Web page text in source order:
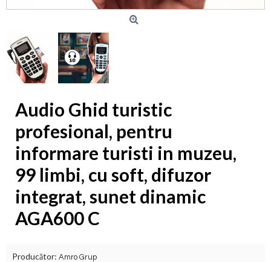
Audio Ghid turistic
profesional, pentru
informare turisti in muzeu,
99 limbi, cu soft, difuzor
integrat, sunet dinamic
AGA600 C
Producător: Amro Grup